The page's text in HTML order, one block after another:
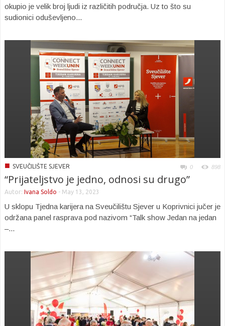
okupio je velik broj ljudi iz različitih područja. Uz to što su
sudionici oduševljeno...
■ SVEUČILIŠTE SJEVER 0 898
“Prijateljstvo je jedno, odnosi su drugo”
Autor: Ivana Soldo - May 13, 2023
U sklopu Tjedna karijera na Sveučilištu Sjever u Koprivnici jučer je
održana panel rasprava pod nazivom “Talk show Jedan na jedan
–...